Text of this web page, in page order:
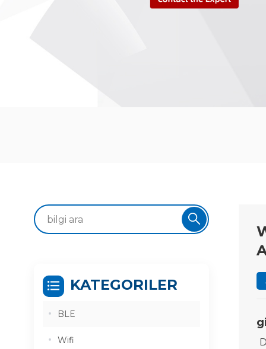
KATEGORILER
BLE
Wifi